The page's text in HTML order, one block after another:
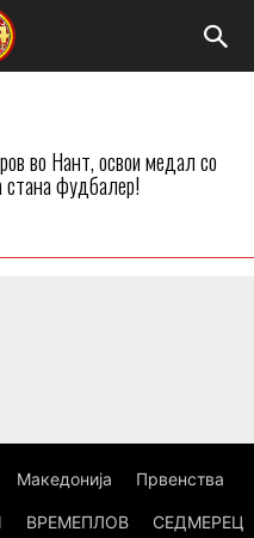
во Нант, освои медал со
стана фудбалер!
Македонија Првенства
ВРЕМЕПЛОВ СЕДМЕРЕЦ